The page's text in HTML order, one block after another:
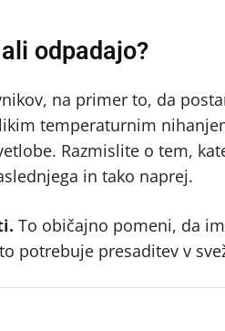
odpadajo?
na primer to, da
temperaturnim
Razmislite o tem,
in tako naprej.
To običajno pomeni, da
potrebuje presaditev v